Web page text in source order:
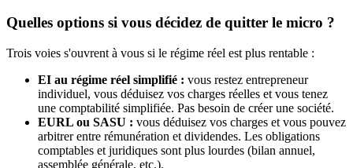
Quelles options si vous décidez de quitter le micro ?
Trois voies s'ouvrent à vous si le régime réel est plus rentable :
EI au régime réel simplifié : vous restez entrepreneur
individuel, vous déduisez vos charges réelles et vous tenez
une comptabilité simplifiée. Pas besoin de créer une société.
EURL ou SASU : vous déduisez vos charges et vous pouvez
arbitrer entre rémunération et dividendes. Les obligations
comptables et juridiques sont plus lourdes (bilan annuel,
assemblée générale, etc.).